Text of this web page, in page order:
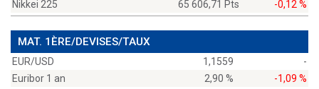
Nikkei 225 65 606,71 Pts -0,12 %
MAT. 1ÈRE/DEVISES/TAUX
EUR/USD 1,1559
-
Euribor 1 an
2,90 %
-1,09 %